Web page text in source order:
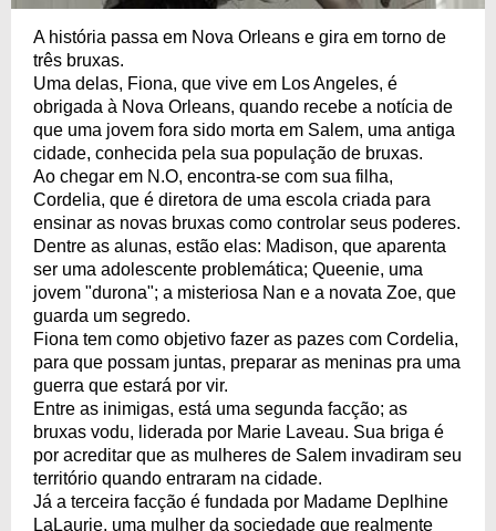
A história passa em Nova Orleans e gira em torno de
três bruxas.
Uma delas, Fiona, que vive em Los Angeles, é
obrigada à Nova Orleans, quando recebe a notícia de
que uma jovem fora sido morta em Salem, uma antiga
cidade, conhecida pela sua população de bruxas.
Ao chegar em N.O, encontra-se com sua filha,
Cordelia, que é diretora de uma escola criada para
ensinar as novas bruxas como controlar seus poderes.
Dentre as alunas, estão elas: Madison, que aparenta
ser uma adolescente problemática; Queenie, uma
jovem "durona"; a misteriosa Nan e a novata Zoe, que
guarda um segredo.
Fiona tem como objetivo fazer as pazes com Cordelia,
para que possam juntas, preparar as meninas pra uma
guerra que estará por vir.
Entre as inimigas, está uma segunda facção; as
bruxas vodu, liderada por Marie Laveau. Sua briga é
por acreditar que as mulheres de Salem invadiram seu
território quando entraram na cidade.
Já a terceira facção é fundada por Madame Deplhine
LaLaurie, uma mulher da sociedade que realmente